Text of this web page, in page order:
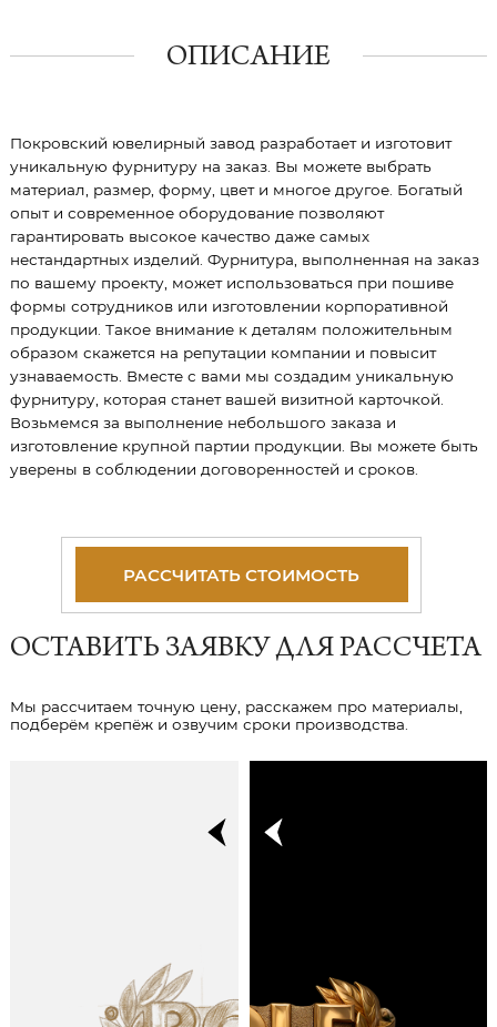
ОПИСАНИЕ
Покровский ювелирный завод разработает и изготовит
уникальную фурнитуру на заказ. Вы можете выбрать
материал, размер, форму, цвет и многое другое. Богатый
опыт и современное оборудование позволяют
гарантировать высокое качество даже самых
нестандартных изделий. Фурнитура, выполненная на заказ
по вашему проекту, может использоваться при пошиве
формы сотрудников или изготовлении корпоративной
продукции. Такое внимание к деталям положительным
образом скажется на репутации компании и повысит
узнаваемость. Вместе с вами мы создадим уникальную
фурнитуру, которая станет вашей визитной карточкой.
Возьмемся за выполнение небольшого заказа и
изготовление крупной партии продукции. Вы можете быть
уверены в соблюдении договоренностей и сроков.
РАССЧИТАТЬ СТОИМОСТЬ
ОСТАВИТЬ ЗАЯВКУ ДЛЯ РАССЧЕТА
Мы рассчитаем точную цену, расскажем про материалы,
подберём крепёж и озвучим сроки производства.